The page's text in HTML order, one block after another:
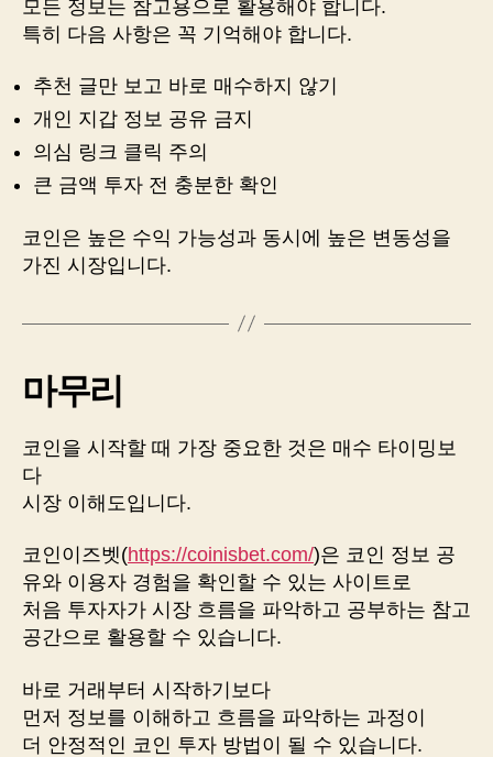
모든 정보는 참고용으로 활용해야 합니다.
특히 다음 사항은 꼭 기억해야 합니다.
추천 글만 보고 바로 매수하지 않기
개인 지갑 정보 공유 금지
의심 링크 클릭 주의
큰 금액 투자 전 충분한 확인
코인은 높은 수익 가능성과 동시에 높은 변동성을
가진 시장입니다.
마무리
코인을 시작할 때 가장 중요한 것은 매수 타이밍보
다
시장 이해도입니다.
코인이즈벳(https://coinisbet.com/)은 코인 정보 공
유와 이용자 경험을 확인할 수 있는 사이트로
처음 투자자가 시장 흐름을 파악하고 공부하는 참고
공간으로 활용할 수 있습니다.
바로 거래부터 시작하기보다
먼저 정보를 이해하고 흐름을 파악하는 과정이
더 안정적인 코인 투자 방법이 될 수 있습니다.